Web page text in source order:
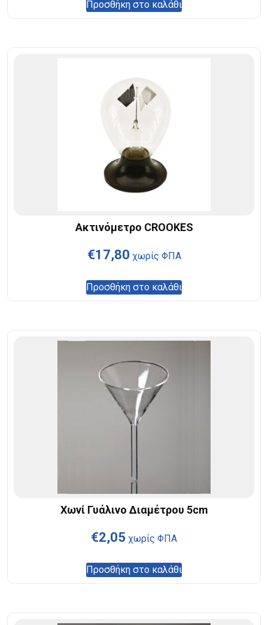
Προσθήκη στο καλάθι
Ακτινόμετρο CROOKES
€17,80 χωρίς ΦΠΑ
Προσθήκη στο καλάθι
Χωνί Γυάλινο Διαμέτρου 5cm
€2,05 χωρίς ΦΠΑ
Προσθήκη στο καλάθι